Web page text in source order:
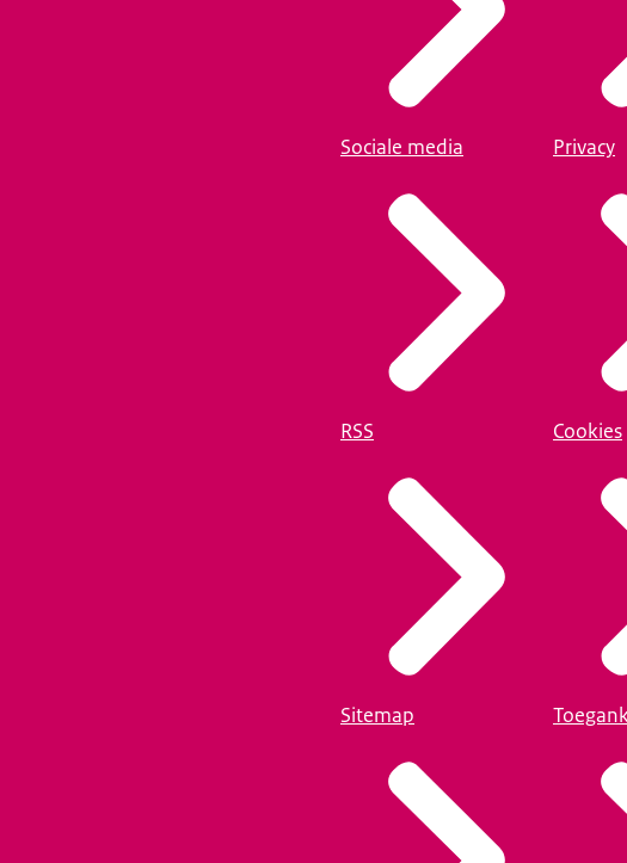
Sociale media
RSS
Sitemap
Privacy
Cookies